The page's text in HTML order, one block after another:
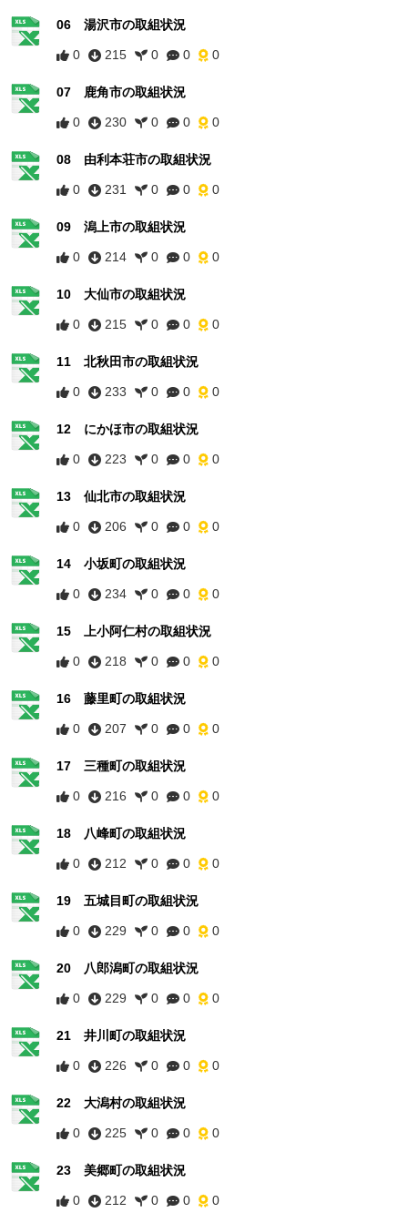
06 湯沢市の取組状況
0 215 0 0 0
07 鹿角市の取組状況
0 230 0 0 0
08 由利本荘市の取組状況
0 231 0 0 0
09 潟上市の取組状況
0 214 0 0 0
10 大仙市の取組状況
0 215 0 0 0
11 北秋田市の取組状況
0 233 0 0 0
12 にかほ市の取組状況
0 223 0 0 0
13 仙北市の取組状況
0 206 0 0 0
14 小坂町の取組状況
0 234 0 0 0
15 上小阿仁村の取組状況
0 218 0 0 0
16 藤里町の取組状況
0 207 0 0 0
17 三種町の取組状況
0 216 0 0 0
18 八峰町の取組状況
0 212 0 0 0
19 五城目町の取組状況
0 229 0 0 0
20 八郎潟町の取組状況
0 229 0 0 0
21 井川町の取組状況
0 226 0 0 0
22 大潟村の取組状況
0 225 0 0 0
23 美郷町の取組状況
0 212 0 0 0